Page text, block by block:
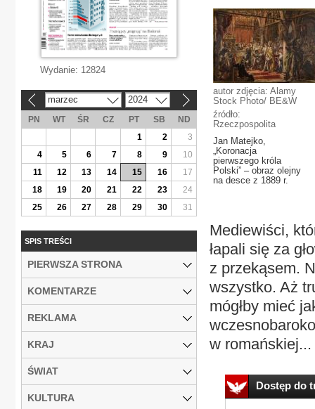
autor zdjęcia: Alamy
Stock Photo/ BE&W
źródło:
Rzeczpospolita
Jan Matejko,
„Koronacja
pierwszego króla
Polski” – obraz olejny
na desce z 1889 r.
Mediewiści,
łapali się za
z przekąsem.
wszystko. Aż
mógłby mieć
w romańskiej...
Dostęp do
Wydanie: 12824
marzec 2024
PN WT ŚR CZ PT SB
ND
1
2
3
4
5 6 7 8 9
10
11
12 13 14 15 16
17
18
19 20 21 22 23
24
25
26 27 28 29 30 31
SPIS TREŚCI
PIERWSZA STRONA
KOMENTARZE
REKLAMA
KRAJ
ŚWIAT
KULTURA